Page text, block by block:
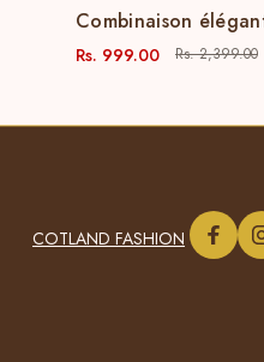
Combinaison
Rs. 999.00 Rs. 2,399.00
COTLAND FASHION